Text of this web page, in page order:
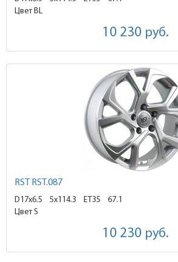
Цвет BL
10 230 руб.
RST RST.087
D17x6.5 5x114.3 ET35
67.1
Цвет S
10 230 руб.